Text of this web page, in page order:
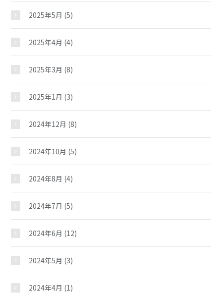
扇台児童館
2025年5月 (5)
2025年4月 (4)
2025年3月 (8)
2025年1月 (3)
2024年12月 (8)
2024年10月 (5)
2024年8月 (4)
2024年7月 (5)
2024年6月 (12)
2024年5月 (3)
2024年4月 (1)